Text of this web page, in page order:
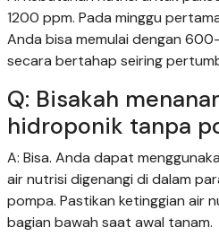
1200 ppm. Pada minggu
Anda bisa memulai dengan
secara bertahap seiring
Q: Bisakah
hidroponik tanpa
A: Bisa. Anda dapat
air nutrisi digenangi di dalam
pompa. Pastikan ketinggian air
bagian bawah saat awal tanam.